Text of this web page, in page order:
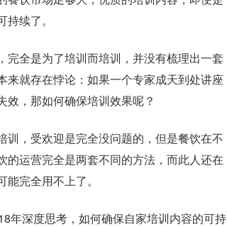
续了。
全是为了培训而培训，并没有梳理出一套
就存在悖论：如果一个专家成天到处讲座
，那如何确保培训效果呢？
，受欢迎是完全没问题的，但是餐饮在不
运营完全是两套不同的方法，而此人还在
完全用不上了。
年深度思考，如何确保自家培训内容的可持